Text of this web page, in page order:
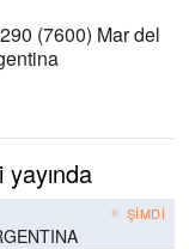
(7600) Mar del
ŞIMDI